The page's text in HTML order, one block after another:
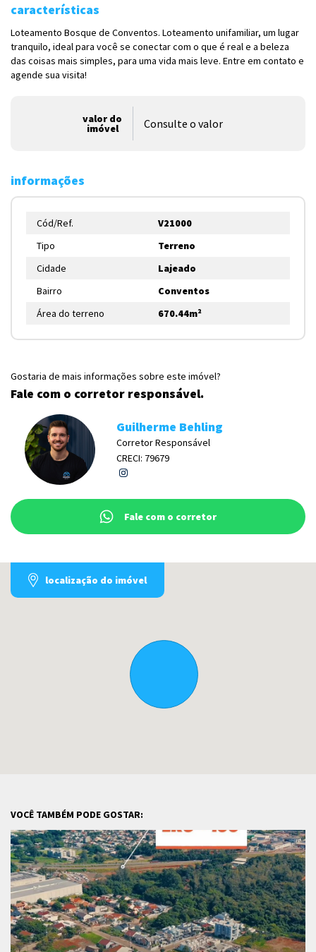
características
Loteamento Bosque de Conventos. Loteamento unifamiliar, um lugar
tranquilo, ideal para você se conectar com o que é real e a beleza
das coisas mais simples, para uma vida mais leve. Entre em contato e
agende sua visita!
valor do
imóvel Consulte o valor
informações
Cód/Ref.
V21000
Tipo
Terreno
Cidade
Lajeado
Bairro
Conventos
Área do terreno
670.44m²
Gostaria de mais informações sobre este imóvel?
Fale com o corretor responsável.
Guilherme Behling
Corretor Responsável
CRECI: 79679
Fale com o corretor
localização do imóvel
VOCÊ TAMBÉM PODE GOSTAR: